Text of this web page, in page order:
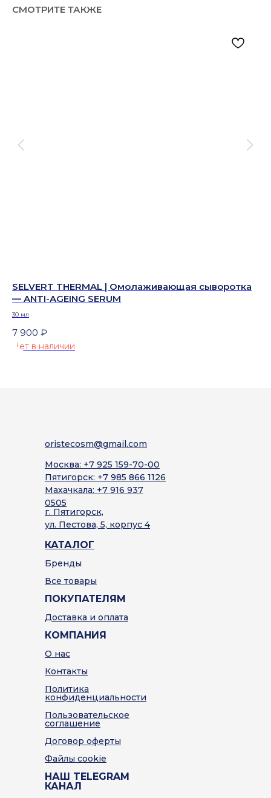
СМОТРИТЕ ТАКЖЕ
SELVERT THERMAL | Омолаживающая сыворотка
— ANTI-AGEING SERUM
30 мл
7 900 ₽
Нет в наличии
ПОКУПАТЕЛЯМ
Доставка и оплата
КАТАЛОГ
Бренды
Все товары
oristecosm@gmail.com
Москва: +7 925 159-70-00
Пятигорск: +7 985 866 1126
Махачкала: +7 916 937
0505
г. Пятигорск,
ул. Пестова, 5, корпус 4
НАШ TELEGRAM
КАНАЛ
Пользовательское
соглашение
Договор оферты
Политика
конфиденциальности
КОМПАНИЯ
О нас
Контакты
Файлы cookie